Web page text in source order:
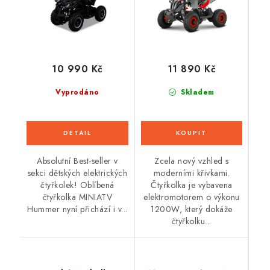
Vyprodáno
10 990 Kč
Absolutní Best-seller v
sekci dětských elektrických
čtyřkolek! Oblíbená
čtyřkolka MINIATV
Hummer nyní přichází i v...
Skladem
11 890 Kč
Zcela nový vzhled s
moderními křivkami.
Čtyřkolka je vybavena
elektromotorem o výkonu
1200W, který dokáže
čtyřkolku...